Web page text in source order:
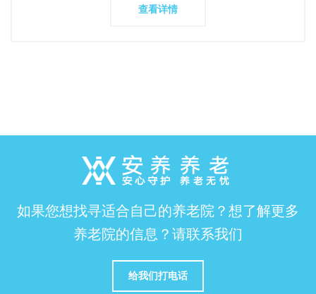
查看详情
如果您想找寻适合自己的养老院？想了解更多
养老院的信息？请联系我们
给我们打电话